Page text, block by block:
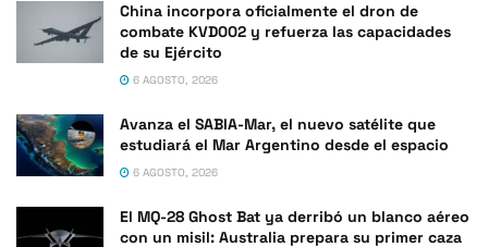
China incorpora oficialmente el dron de
combate KVD002 y refuerza las capacidades
de su Ejército
6 AGOSTO, 2026
Avanza el SABIA-Mar, el nuevo satélite que
estudiará el Mar Argentino desde el espacio
6 AGOSTO, 2026
El MQ-28 Ghost Bat ya derribó un blanco aéreo
con un misil: Australia prepara su primer caza